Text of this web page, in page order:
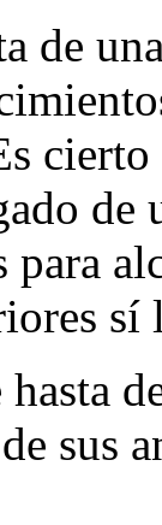
de
para
sus